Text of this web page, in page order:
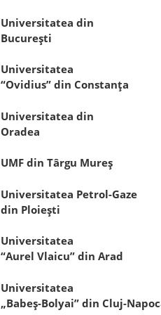
Universitatea din
Bucureşti
Universitatea
“Ovidius” din Constanţa
Universitatea din
Oradea
UMF din Târgu Mureş
Universitatea Petrol-Gaze
din Ploieşti
Universitatea
“Aurel Vlaicu” din Arad
Universitatea
„Babeş-Bolyai” din Cluj-